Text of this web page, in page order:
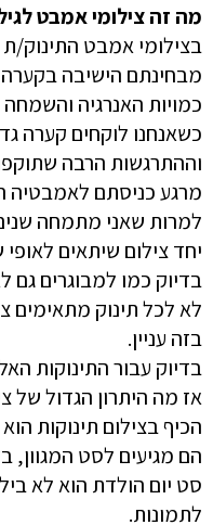
מה זה צילומי אמבט
בצילומי אמבט התינוק/
מבחינתם הישיבה בקערה
כמויות האנרגיה
כשאנחנו לוקחים קערה
וההתרגשות הרבה
מרגע כניסתם לאמבטיה
למרות שאני מתמחה
יחד צילום שיתאים
בדיוק כמו למבוגרים גם
לא לכל תינוק מתאימים
בזה עניין.
בדיוק עבור התינוקות
אז מה היתרון הגדול של
הכיף בצילום תינוקות
הם מגיעים לסט המגוון,
סט יום הולדת הוא לא
לתמונות.